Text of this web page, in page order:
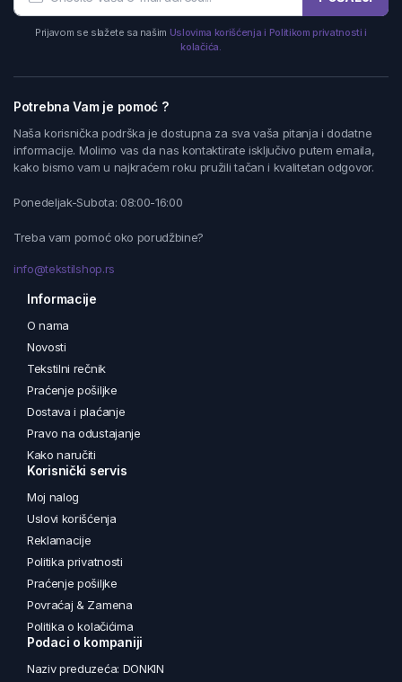
Prijavom se slažete sa našim Uslovima korišćenja i Politikom privatnosti i
kolačića.
Potrebna Vam je pomoć ?
Naša korisnička podrška je dostupna za sva vaša pitanja i dodatne
informacije. Molimo vas da nas kontaktirate isključivo putem emaila,
kako bismo vam u najkraćem roku pružili tačan i kvalitetan odgovor.
Ponedeljak-Subota: 08:00-16:00
Treba vam pomoć oko porudžbine?
info@tekstilshop.rs
Informacije
O nama
Novosti
Tekstilni rečnik
Praćenje pošiljke
Dostava i plaćanje
Pravo na odustajanje
Kako naručiti
Korisnički servis
Moj nalog
Uslovi korišćenja
Reklamacije
Politika privatnosti
Praćenje pošiljke
Povraćaj & Zamena
Politika o kolačićima
Podaci o kompaniji
Naziv preduzeća: DONKIN